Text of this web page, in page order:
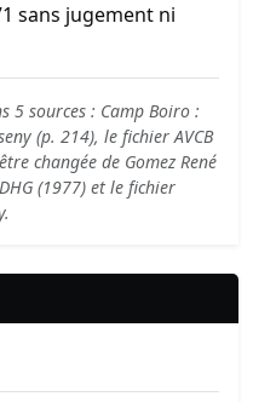
sans jugement ni
5 sources : Camp Boiro :
(p. 214), le fichier AVCB
changée de Gomez René
(1977) et le fichier